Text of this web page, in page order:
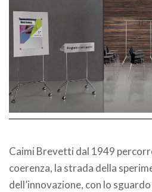
Caimi Brevetti dal 1949
coerenza, la strada della
dell’innovazione, con lo